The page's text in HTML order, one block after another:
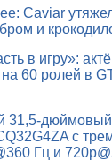
Caviar
и
в игру»:
60 ролей в
31,5-дюймовый
с
Гц и